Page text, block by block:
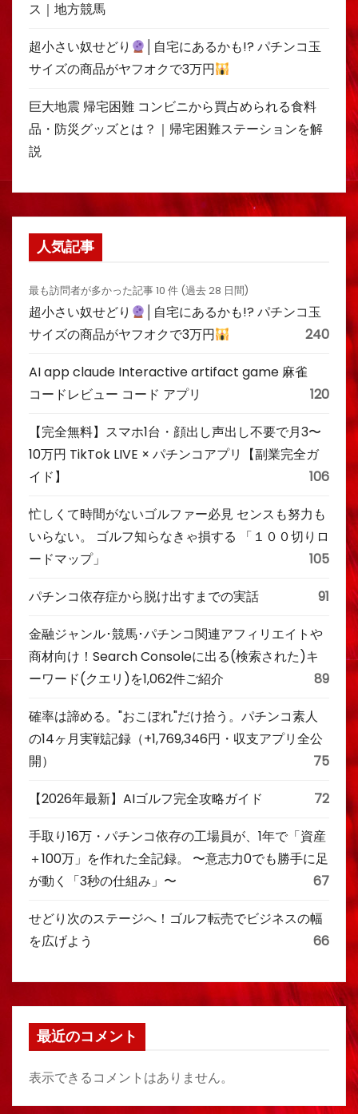
ス｜地方競馬
超小さい奴せどり
│自宅にあるかも!? パチンコ玉
サイズの商品がヤフオクで3万円
巨大地震 帰宅困難 コンビニから買占められる食料
品・防災グッズとは？｜帰宅困難ステーションを解
説
人気記事
最も訪問者が多かった記事 10 件 (過去 28 日間)
超小さい奴せどり
│自宅にあるかも!? パチンコ玉
サイズの商品がヤフオクで3万円
240
AI app claude Interactive artifact game 麻雀
コードレビュー コード アプリ
120
【完全無料】スマホ1台・顔出し声出し不要で月3〜
10万円 TikTok LIVE × パチンコアプリ【副業完全ガ
イド】
106
忙しくて時間がないゴルファー必見 センスも努力も
いらない。 ゴルフ知らなきゃ損する 「１００切りロ
ードマップ」
105
パチンコ依存症から脱け出すまでの実話 91
金融ジャンル･競馬･パチンコ関連アフィリエイトや
商材向け！Search Consoleに出る(検索された)キ
ーワード(クエリ)を1,062件ご紹介
89
確率は諦める。"おこぼれ"だけ拾う。パチンコ素人
の14ヶ月実戦記録（+1,769,346円・収支アプリ全公
開）
75
【2026年最新】AIゴルフ完全攻略ガイド 72
手取り16万・パチンコ依存の工場員が、1年で「資産
＋100万」を作れた全記録。 〜意志力0でも勝手に足
が動く「3秒の仕組み」〜
67
せどり次のステージへ！ゴルフ転売でビジネスの幅
を広げよう
66
最近のコメント
表示できるコメントはありません。